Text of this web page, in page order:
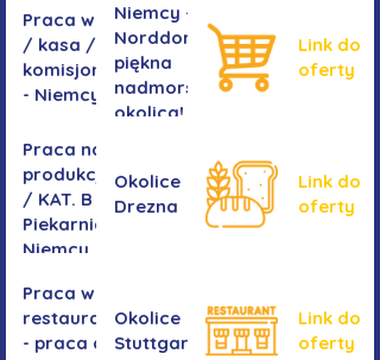
Praca w sklepie
/ kasa /
komisjonowanie
- Niemcy
Niemcy -
Norddorf -
piękna
nadmorska
okolica!
Link do
oferty
Praca na
produkcji
/ KAT. B -
Piekarnia
Niemcy
Okolice
Drezna
Link do
oferty
Praca w
restauracji
- praca dla
Okolice
Stuttgartu
Link do
oferty